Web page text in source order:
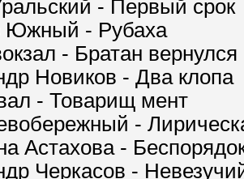
- Первый срок
Южный - Рубаха
- Братан вернулся
Новиков - Два клопа
- Товарищ мент
-
Астахова -
Черкасов -